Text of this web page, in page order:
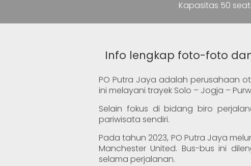
Kapasitas 50
Info lengkap foto-foto
PO Putra Jaya adalah perusahaan
ini melayani trayek Solo – Jogja –
Selain fokus di bidang biro
pariwisata sendiri.
Pada tahun 2023, PO Putra Jaya
Manchester United. Bus-bus ini
selama perjalanan.